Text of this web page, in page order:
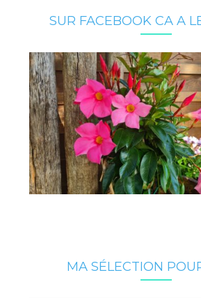
SUR FACEBOOK CA A
MA SÉLECTION